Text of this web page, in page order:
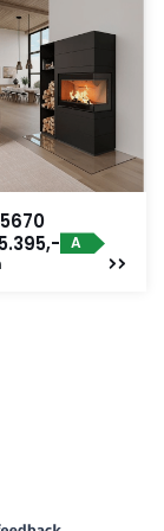
een stijlvolle
biedt de
en
A